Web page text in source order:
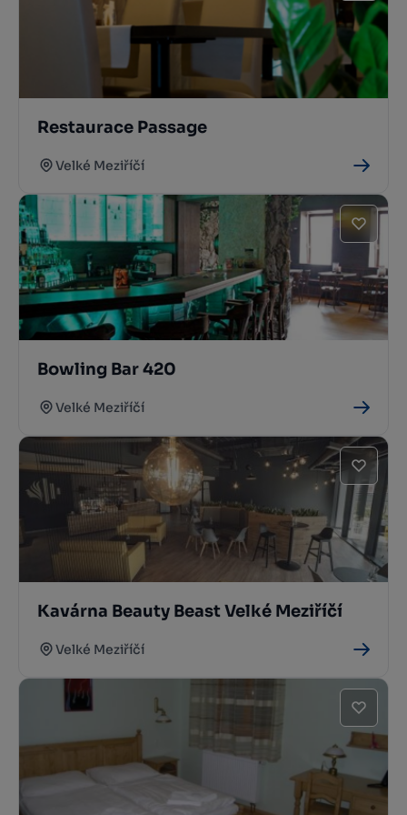
Restaurace Passage
Velké Meziříčí
Bowling Bar 420
Velké Meziříčí
Kavárna Beauty Beast Velké Meziříčí
Velké Meziříčí